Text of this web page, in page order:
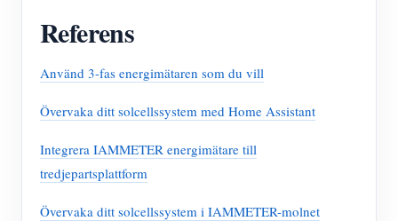
Referens
Använd 3-fas energimätaren som du vill
Övervaka ditt solcellssystem med Home Assistant
Integrera IAMMETER energimätare till
tredjepartsplattform
Övervaka ditt solcellssystem i IAMMETER-molnet